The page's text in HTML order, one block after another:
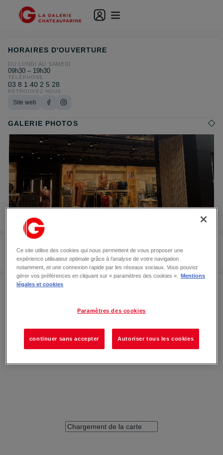
NOUVELLE OUVERT
Localiser
ACCÉDER À EDJI — BESANÇON
HORAIRES D'OUVERTURE
DU LUNDI AU SAMEDI
09h30 – 19h30
TÉLÉPHONE
03 8 1 40 2 5 28
RETROUVEZ-NOUS
Site web
GALERIE PHOTOS
Ce site utilise des cookies qui nous permettent de vous proposer une
expérience utilisateur optimale grâce à l’analyse de votre navigation
notamment, et une connexion rapide par les réseaux sociaux. Vous pouvez
gérer vos préférences en cliquant sur « paramètres des cookies ».
Mentions
légales et cookies
Paramètres des cookies
continuer sans accepter Autoriser tous les cookies